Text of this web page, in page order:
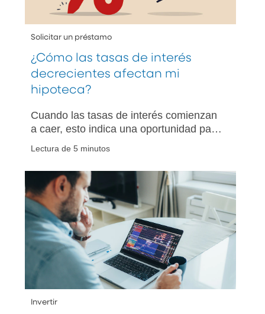
Solicitar un préstamo
¿Cómo las tasas de interés
decrecientes afectan mi
hipoteca?
Cuando las tasas de interés comienzan
a caer, esto indica una oportunidad para
¿qué medida inteligente se puede
tomar?
Lectura de 5 minutos
Invertir